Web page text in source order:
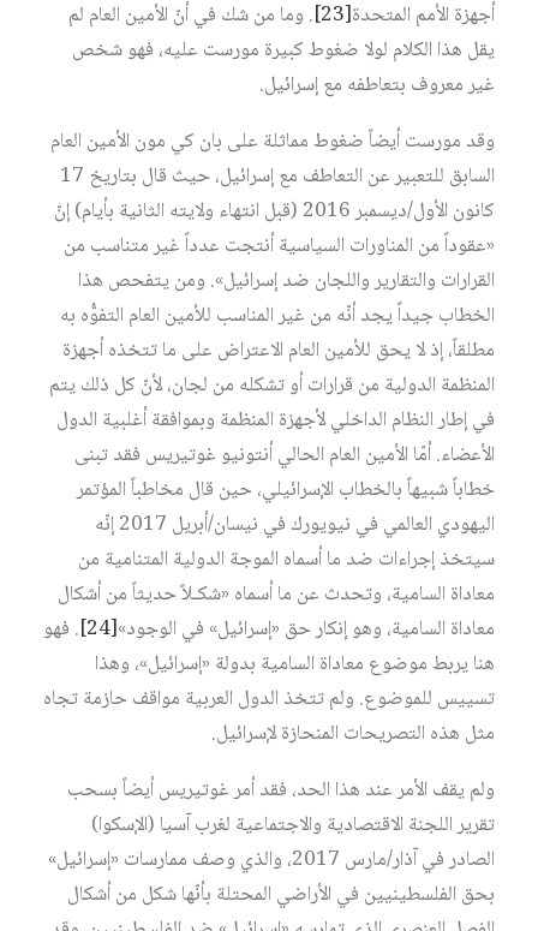
أجهزة الأمم المتحدة[23]
. وما من شك في أنّ الأمين العام لم
يقل هذا الكلام لولا ضغوط كبيرة مورست عليه، فهو شخص
غير معروف بتعاطفه مع إسرائيل.
وقد مورست أيضاً ضغوط مماثلة على بان كي مون الأمين العام
السابق للتعبير عن التعاطف مع إسرائيل، حيث قال بتاريخ 17
كانون الأول/ديسمبر 2016 (قبل انتهاء ولايته الثانية بأيام) إنّ
«عقوداً من المناورات السياسية أنتجت عدداً غير متناسب من
القرارات والتقارير واللجان ضد إسرائيل». ومن يتفحص هذا
الخطاب جيداً يجد أنّه من غير المناسب للأمين العام التفوُّه به
مطلقاً، إذ لا يحق للأمين العام الاعتراض على ما تتخذه أجهزة
المنظمة الدولية من قرارات أو تشكله من لجان، لأنّ كل ذلك يتم
في إطار النظام الداخلي لأجهزة المنظمة وبموافقة أغلبية الدول
الأعضاء. أمّا الأمين العام الحالي أنتونيو غوتيريس فقد تبنى
خطاباً شبيهاً بالخطاب الإسرائيلي، حين قال مخاطباً المؤتمر
اليهودي العالمي في نيويورك في نيسان/أبريل 2017 إنّه
سيتخذ إجراءات ضد ما أسماه الموجة الدولية المتنامية من
معاداة السامية، وتحدث عن ما أسماه «شكـلاً حديثاً من أشكال
معاداة السامية، وهو إنكار حق «إسرائيل» في الوجود»[24]
. فهو
هنا يربط موضوع معاداة السامية بدولة «إسرائيل»، وهذا
تسييس للموضوع. ولم تتخذ الدول العربية مواقف حازمة تجاه
مثل هذه التصريحات المنحازة لإسرائيل.
ولم يقف الأمر عند هذا الحد، فقد أمر غوتيريس أيضاً بسحب
تقرير اللجنة الاقتصادية والاجتماعية لغرب آسيا (الإسكوا)
الصادر في آذار/مارس 2017، والذي وصف ممارسات «إسرائيل»
بحق الفلسطينيين في الأراضي المحتلة بأنّها شكل من أشكال